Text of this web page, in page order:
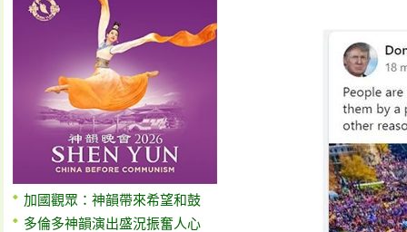
加國觀眾：神韻帶來希望和鼓
多倫多神韻演出盛況振奮人心